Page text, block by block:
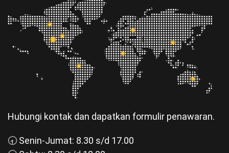
Hubungi kontak dan dapatkan formulir penawaran.
🕣 Senin-Jumat: 8.30 s/d 17.00